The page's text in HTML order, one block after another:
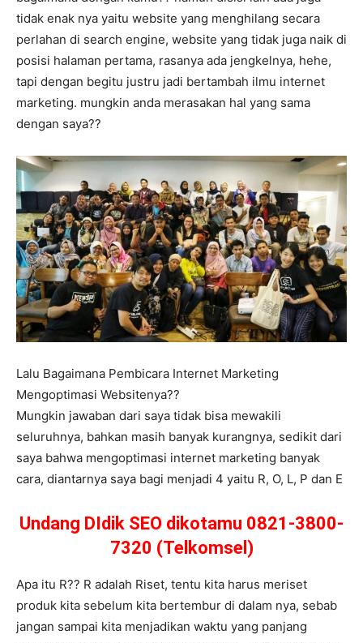
tidak enak nya yaitu website yang menghilang secara
perlahan di search engine, website yang tidak juga naik di
posisi halaman pertama, rasanya ada jengkelnya, hehe,
tapi dengan begitu justru jadi bertambah ilmu internet
marketing. mungkin anda merasakan hal yang sama
dengan saya??
Lalu Bagaimana Pembicara Internet Marketing
Mengoptimasi Websitenya??
Mungkin jawaban dari saya tidak bisa mewakili
seluruhnya, bahkan masih banyak kurangnya, sedikit dari
saya bahwa mengoptimasi internet marketing banyak
cara, diantarnya saya bagi menjadi 4 yaitu R, O, L, P dan E
Undang DIdik SEO dikotamu 0821-3800-
7320 (Telkomsel)
Apa itu R?? R adalah Riset, tentu kita harus meriset
produk kita sebelum kita bertembur di dalam nya, sebab
jangan sampai kita menjadikan waktu yang panjang